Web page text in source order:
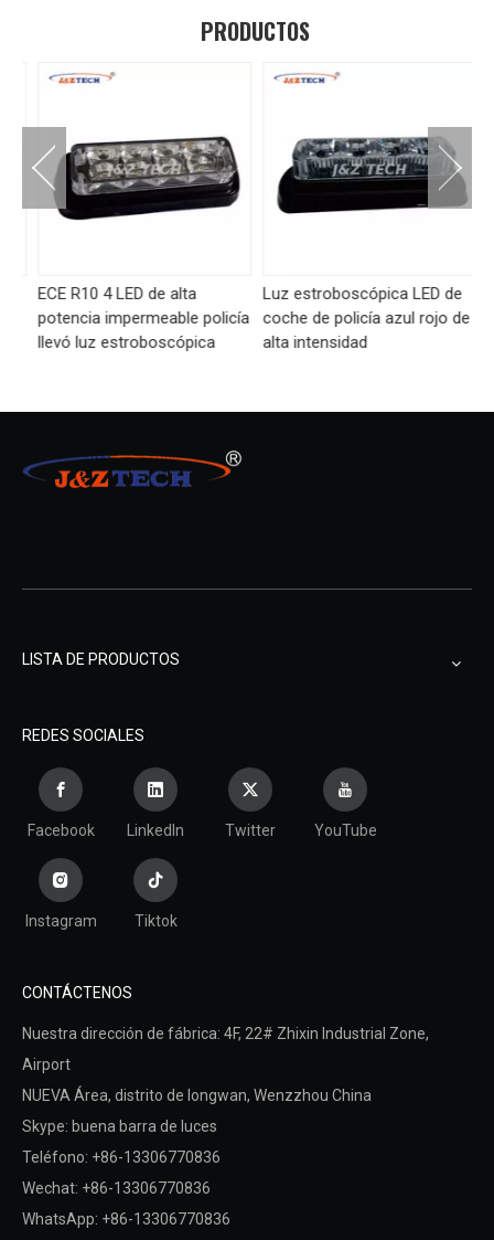
PRODUCTOS
ECE R10 4 LED de alta
potencia impermeable policía
llevó luz estroboscópica
Luz estroboscópica LED de
coche de policía azul rojo de
alta intensidad
LISTA DE PRODUCTOS
REDES SOCIALES
Facebook LinkedIn Twitter YouTube
Instagram Tiktok
CONTÁCTENOS
Nuestra dirección de fábrica: 4F, ​​22# Zhixin Industrial Zone,
Airport
NUEVA Área, distrito de longwan, Wenzzhou China
Skype: buena barra de luces
Teléfono: +86-13306770836
Wechat: +86-13306770836
WhatsApp: +86-13306770836